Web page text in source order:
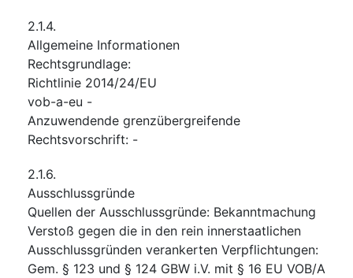
2.1.4.
Allgemeine Informationen
Rechtsgrundlage:
Richtlinie 2014/24/EU
vob-a-eu -
Anzuwendende grenzübergreifende
Rechtsvorschrift: -
2.1.6.
Ausschlussgründe
Quellen der Ausschlussgründe: Bekanntmachung
Verstoß gegen die in den rein innerstaatlichen
Ausschlussgründen verankerten Verpflichtungen:
Gem. § 123 und § 124 GBW i.V. mit § 16 EU VOB/A